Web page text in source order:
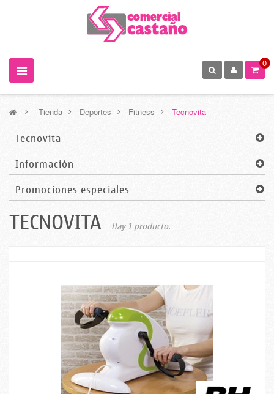
0
> Tienda > Deportes > Fitness > Tecnovita
Tecnovita
Información
Promociones especiales
TECNOVITA Hay 1 producto.